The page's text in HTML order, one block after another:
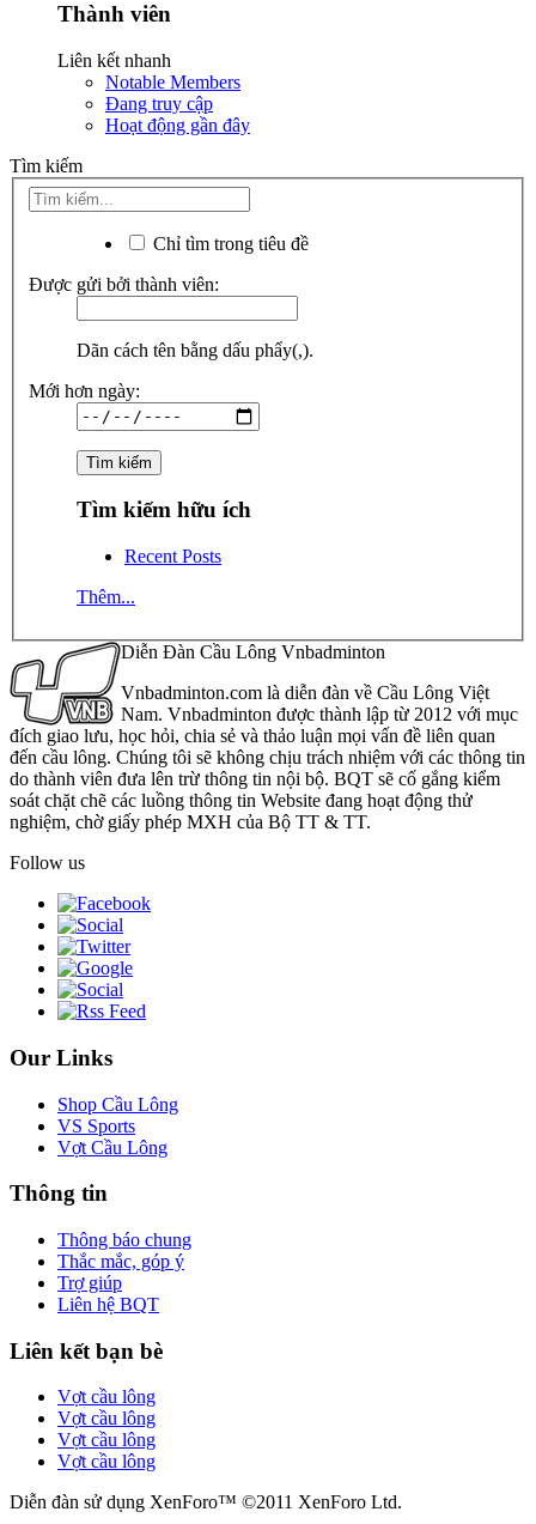
Thành viên
Liên kết nhanh
Notable Members
Đang truy cập
Hoạt động gần đây
Tìm kiếm
Chỉ tìm trong tiêu đề
Được gửi bởi thành viên:
Dãn cách tên bằng dấu phẩy(,).
Mới hơn ngày:
Tìm kiếm hữu ích
Recent Posts
Thêm...
Diễn Đàn Cầu Lông Vnbadminton
Vnbadminton.com là diễn đàn về Cầu Lông Việt
Nam. Vnbadminton được thành lập từ 2012 với mục
đích giao lưu, học hỏi, chia sẻ và thảo luận mọi vấn đề liên quan
đến cầu lông. Chúng tôi sẽ không chịu trách nhiệm với các thông tin
do thành viên đưa lên trừ thông tin nội bộ. BQT sẽ cố gắng kiểm
soát chặt chẽ các luồng thông tin Website đang hoạt động thử
nghiệm, chờ giấy phép MXH của Bộ TT & TT.
Follow us
Our Links
Shop Cầu Lông
VS Sports
Vợt Cầu Lông
Thông tin
Thông báo chung
Thắc mắc, góp ý
Trợ giúp
Liên hệ BQT
Liên kết bạn bè
Vợt cầu lông
Vợt cầu lông
Vợt cầu lông
Vợt cầu lông
Diễn đàn sử dụng XenForo™ ©2011 XenForo Ltd.